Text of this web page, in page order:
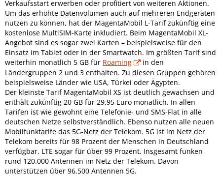
Verkaufsstart erwerben oder profitiert von weiteren Aktionen.
Um das erhöhte Datenvolumen auch auf mehreren Endgeräten
nutzen zu können, hat der MagentaMobil L-Tarif zukünftig eine
kostenlose MultiSIM-Karte inkludiert. Beim MagentaMobil XL-
Angebot sind es sogar zwei Karten – beispielsweise für den
Einsatz im Tablet oder in der Smartwatch. Im größten Tarif sind
weiterhin monatlich 5 GB für Roaming
in den
Ländergruppen 2 und 3 enthalten. Zu diesen Gruppen gehören
beispielsweise Länder wie USA, Türkei oder Ägypten.
Der kleinste Tarif MagentaMobil XS ist deutlich gewachsen und
enthält zukünftig 20 GB für 29,95 Euro monatlich. In allen
Tarifen ist wie gewohnt eine Telefonie- und SMS-Flat in alle
deutschen Netze selbstverständlich. Ebenso nutzen alle neuen
Mobilfunktarife das 5G-Netz der Telekom. 5G ist im Netz der
Telekom bereits für 98 Prozent der Menschen in Deutschland
verfügbar, LTE sogar für über 99 Prozent. Insgesamt funken
rund 120.000 Antennen im Netz der Telekom. Davon
unterstützen über 96.500 Antennen 5G.